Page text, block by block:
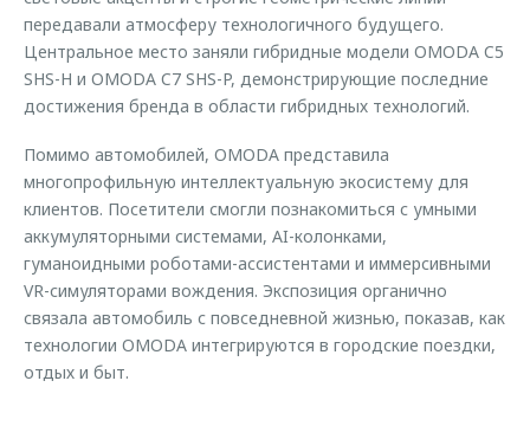
передавали атмосферу технологичного будущего.
Центральное место заняли гибридные модели OMODA C5
SHS-H и OMODA C7 SHS-P, демонстрирующие последние
достижения бренда в области гибридных технологий.
Помимо автомобилей, OMODA представила
многопрофильную интеллектуальную экосистему для
клиентов. Посетители смогли познакомиться с умными
аккумуляторными системами, AI-колонками,
гуманоидными роботами-ассистентами и иммерсивными
VR-симуляторами вождения. Экспозиция органично
связала автомобиль с повседневной жизнью, показав, как
технологии OMODA интегрируются в городские поездки,
отдых и быт.